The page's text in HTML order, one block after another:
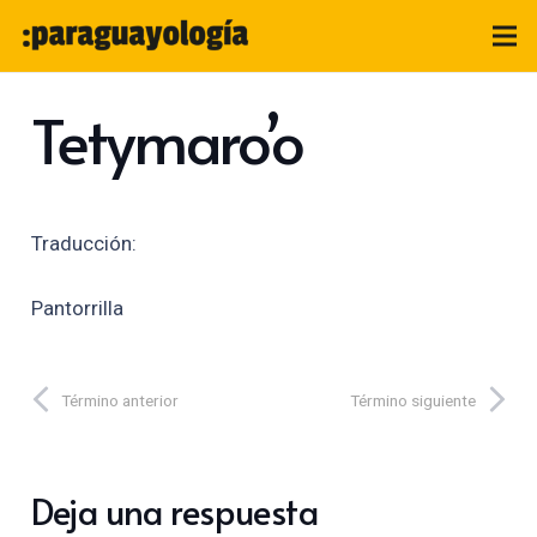
Tetymaro’o
Traducción:
Pantorrilla
Término anterior Término siguiente
Deja una respuesta